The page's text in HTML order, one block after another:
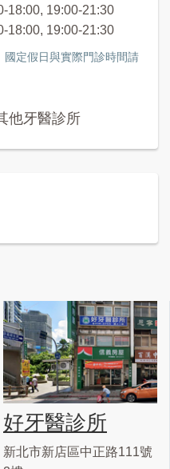
18:00, 19:00-21:30
18:00, 19:00-21:30
定假日與實際門診時間請
他牙醫診所
好牙醫診所
新北市新店區中正路111號